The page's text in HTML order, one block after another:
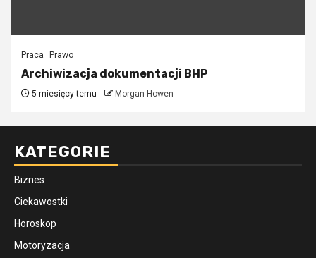
Praca Prawo
Archiwizacja dokumentacji BHP
5 miesięcy temu Morgan Howen
KATEGORIE
Biznes
Ciekawostki
Horoskop
Motoryzacja